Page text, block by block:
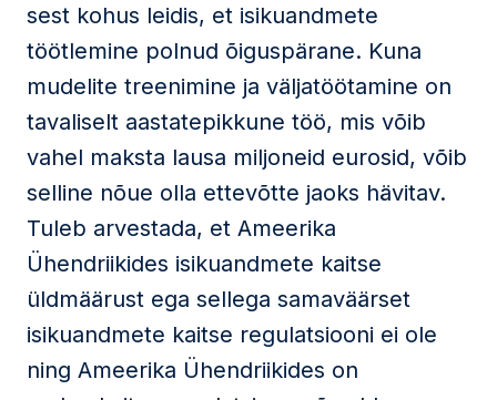
sest kohus leidis, et isikuandmete
töötlemine polnud õiguspärane. Kuna
mudelite treenimine ja väljatöötamine on
tavaliselt aastatepikkune töö, mis võib
vahel maksta lausa miljoneid eurosid, võib
selline nõue olla ettevõtte jaoks hävitav.
Tuleb arvestada, et Ameerika
Ühendriikides isikuandmete kaitse
üldmäärust ega sellega samaväärset
isikuandmete kaitse regulatsiooni ei ole
ning Ameerika Ühendriikides on